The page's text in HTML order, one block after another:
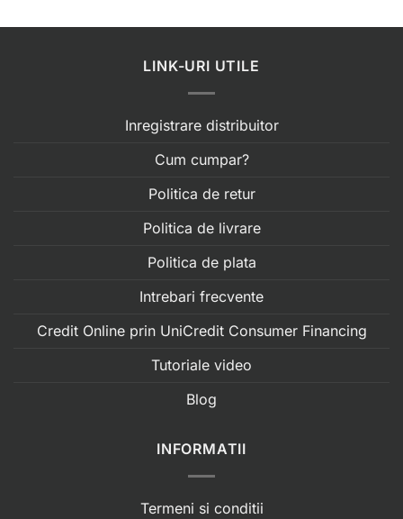
LINK-URI UTILE
Inregistrare distribuitor
Cum cumpar?
Politica de retur
Politica de livrare
Politica de plata
Intrebari frecvente
Credit Online prin UniCredit Consumer Financing
Tutoriale video
Blog
INFORMATII
Termeni si conditii